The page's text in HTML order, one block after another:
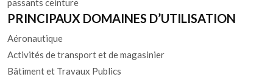
passants ceinture
PRINCIPAUX DOMAINES D’UTILISATION
Aéronautique
Activités de transport et de magasinier
Bâtiment et Travaux Publics